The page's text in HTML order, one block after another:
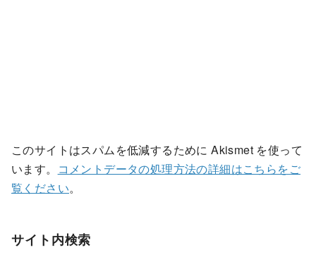
このサイトはスパムを低減するために Akismet を使って
います。
コメントデータの処理方法の詳細はこちらをご
覧ください。
サイト内検索